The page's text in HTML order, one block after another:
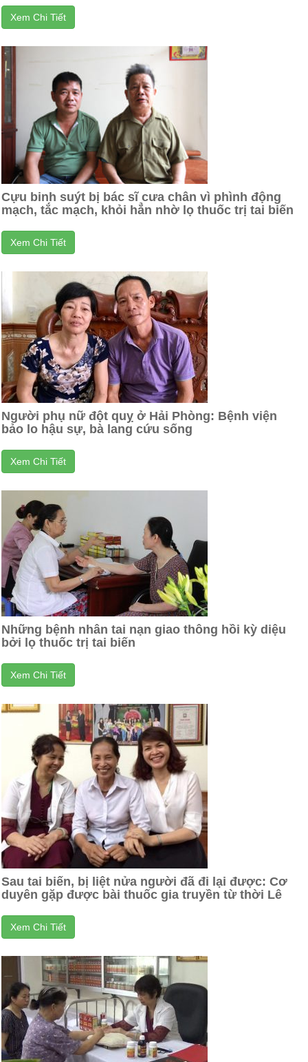
Xem Chi Tiết
Cựu binh suýt bị bác sĩ cưa chân vì phình động
mạch, tắc mạch, khỏi hẳn nhờ lọ thuốc trị tai biến
Xem Chi Tiết
Người phụ nữ đột quỵ ở Hải Phòng: Bệnh viện
bảo lo hậu sự, bà lang cứu sống
Xem Chi Tiết
Những bệnh nhân tai nạn giao thông hồi kỳ diệu
bởi lọ thuốc trị tai biến
Xem Chi Tiết
Sau tai biến, bị liệt nửa người đã đi lại được: Cơ
duyên gặp được bài thuốc gia truyền từ thời Lê
Xem Chi Tiết